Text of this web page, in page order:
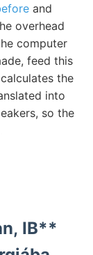
and
overhead
computer
feed this
the
into
so the
IB**